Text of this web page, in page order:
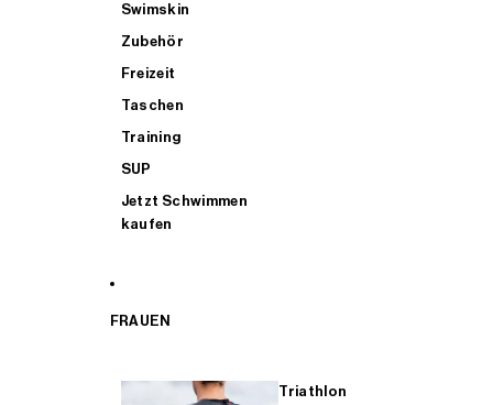
Swimskin
Zubehör
Freizeit
Taschen
Training
SUP
Jetzt Schwimmen
kaufen
FRAUEN
Triathlon